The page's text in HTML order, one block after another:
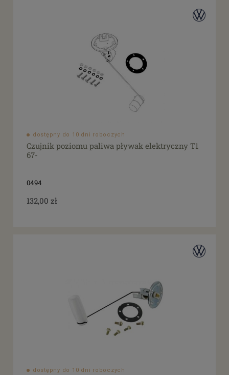
dostępny do 10 dni roboczych
Czujnik poziomu paliwa pływak elektryczny T1
67-
0494
132,00 zł
dostępny do 10 dni roboczych